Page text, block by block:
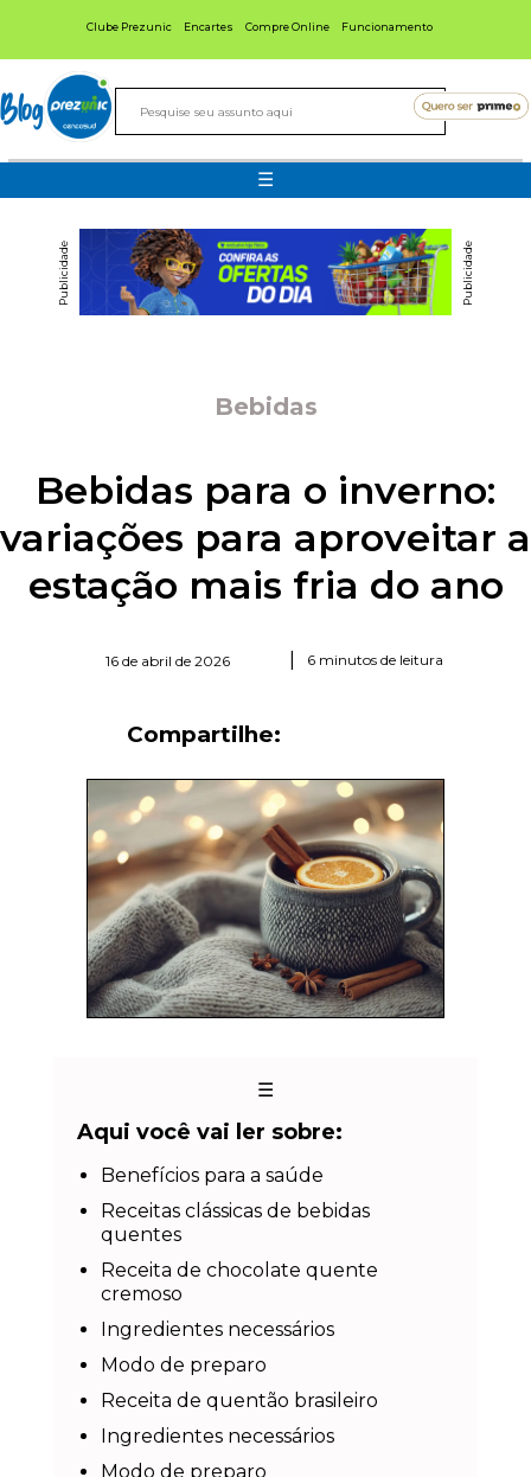
Clube Prezunic Encartes Compre Online Funcionamento
Blog
☰
Publicidade Publicidade
Bebidas
Bebidas para o inverno:
variações para aproveitar a
estação mais fria do ano
16 de abril de 2026 6 minutos de leitura
Compartilhe:
☰
Aqui você vai ler sobre:
Benefícios para a saúde
Receitas clássicas de bebidas
quentes
Receita de chocolate quente
cremoso
Ingredientes necessários
Modo de preparo
Receita de quentão brasileiro
Ingredientes necessários
Modo de preparo